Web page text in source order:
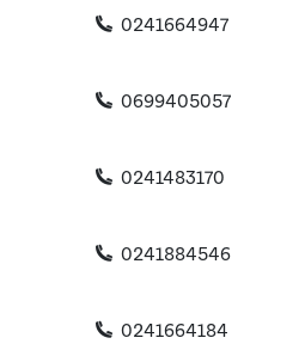
0241664947
0699405057
0241483170
0241884546
0241664184